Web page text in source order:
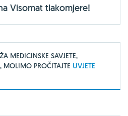
Visomat tlakomjere!
MEDICINSKE SAVJETE,
MOLIMO PROČITAJTE UVJETE